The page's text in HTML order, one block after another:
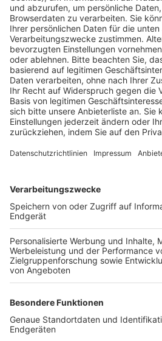
Pässe und Vereinswechsel
Trainerausbildung
Schulungsangebot Vereinsmitarbeiter
BFV-Geschäftsstellen
Trainerbörse
Login SpielPlus
FOLGE DEM BFV
TOP-VEREINE
TOP-PARTNER